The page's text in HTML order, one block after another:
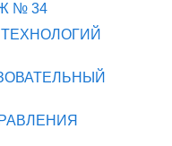
№ 34